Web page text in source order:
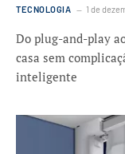
TECNOLOGIA 1 de
Do plug-and-play
casa sem
inteligente